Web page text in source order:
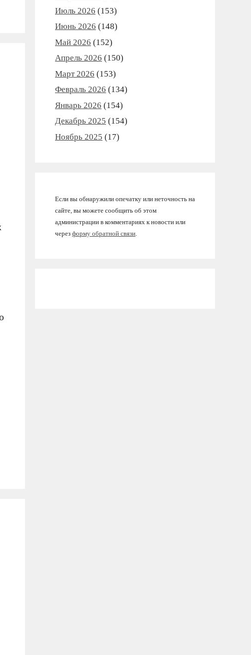
Июль 2026 (153)
Июнь 2026 (148)
Май 2026 (152)
Апрель 2026 (150)
Март 2026 (153)
Февраль 2026 (134)
Январь 2026 (154)
Декабрь 2025 (154)
Ноябрь 2025 (17)
Если вы обнаружили опечатку или неточность на
сайте, вы можете сообщить об этом
администрации в комментариях к новости или
через форму обратной связи